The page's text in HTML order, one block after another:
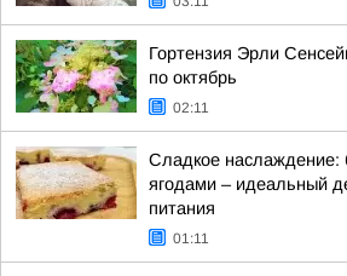
Гортензия Эрли
по октябрь
02:11
Сладкое наслаждение:
ягодами – идеальный
питания
01:11